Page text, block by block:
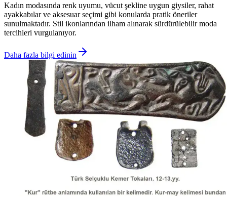
Kadın modasında renk uyumu, vücut şekline uygun giysiler, rahat
ayakkabılar ve aksesuar seçimi gibi konularda pratik öneriler
sunulmaktadır. Stil ikonlarından ilham alınarak sürdürülebilir moda
tercihleri vurgulanıyor.
Daha fazla bilgi edinin